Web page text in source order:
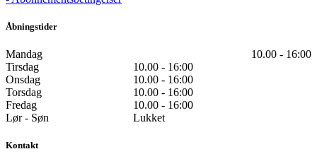
Åbningstider
Mandag
10.00 - 16:00
Tirsdag
10.00 - 16:00
Onsdag
10.00 - 16:00
Torsdag
10.00 - 16:00
Fredag
10.00 - 16:00
Lør - Søn
Lukket
Kontakt